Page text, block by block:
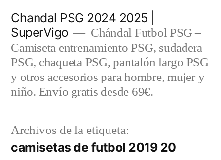
contenido
Chandal PSG 2024 2025 |
SuperVigo
Chándal Futbol PSG –
Camiseta entrenamiento PSG, sudadera
PSG, chaqueta PSG, pantalón largo PSG
y otros accesorios para hombre, mujer y
niño. Envío gratis desde 69€.
Archivos de la etiqueta:
camisetas de futbol 2019 20